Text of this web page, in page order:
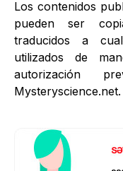
Los contenidos
pueden ser
traducidos a
utilizados de
autorización
Mysteryscience.net.